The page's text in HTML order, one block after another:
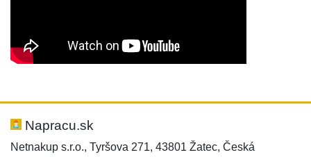
Hodnotenie:
Meno:
Napracu.sk
Netnakup s.r.o., Tyršova 271, 43801 Žatec, Česká